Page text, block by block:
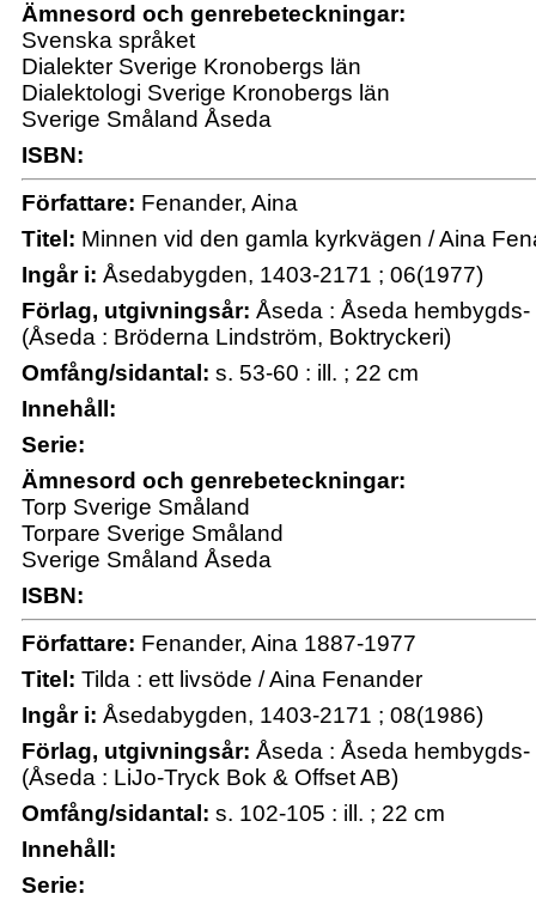
Ämnesord och genrebeteckningar:
Svenska språket
Dialekter Sverige Kronobergs län
Dialektologi Sverige Kronobergs län
Sverige Småland Åseda
ISBN:
Författare: Fenander, Aina
Titel: Minnen vid den gamla kyrkvägen / Aina
Ingår i: Åsedabygden, 1403-2171 ; 06(1977)
Förlag, utgivningsår: Åseda : Åseda
(Åseda : Bröderna Lindström, Boktryckeri)
Omfång/sidantal: s. 53-60 : ill. ; 22 cm
Innehåll:
Serie:
Ämnesord och genrebeteckningar:
Torp Sverige Småland
Torpare Sverige Småland
Sverige Småland Åseda
ISBN:
Författare: Fenander, Aina 1887-1977
Titel: Tilda : ett livsöde / Aina Fenander
Ingår i: Åsedabygden, 1403-2171 ; 08(1986)
Förlag, utgivningsår: Åseda : Åseda
(Åseda : LiJo-Tryck Bok & Offset AB)
Omfång/sidantal: s. 102-105 : ill. ; 22 cm
Innehåll:
Serie: